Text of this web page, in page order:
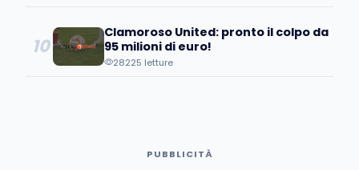
10
Clamoroso United: pronto il colpo da
95 milioni di euro!
28225 letture
PUBBLICITÀ